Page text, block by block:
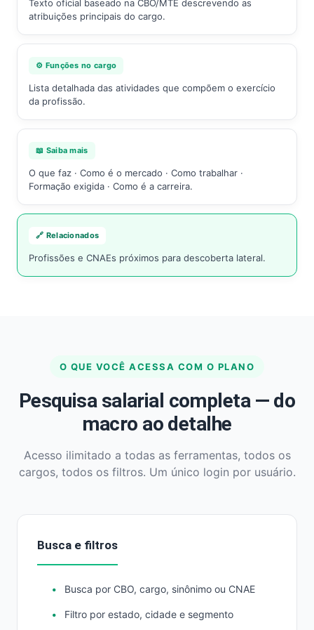
Texto oficial baseado na CBO/MTE descrevendo as
atribuições principais do cargo.
⚙️ Funções no cargo
Lista detalhada das atividades que compõem o exercício
da profissão.
📖 Saiba mais
O que faz · Como é o mercado · Como trabalhar ·
Formação exigida · Como é a carreira.
🔗 Relacionados
Profissões e CNAEs próximos para descoberta lateral.
O QUE VOCÊ ACESSA COM O PLANO
Pesquisa salarial completa — do
macro ao detalhe
Acesso ilimitado a todas as ferramentas, todos os
cargos, todos os filtros. Um único login por usuário.
Busca e filtros
Busca por CBO, cargo, sinônimo ou CNAE
Filtro por estado, cidade e segmento